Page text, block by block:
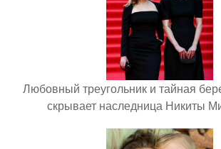
Любовный треугольник и тайная
скрывает наследница Никиты